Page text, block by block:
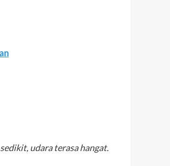
udara terasa hangat.